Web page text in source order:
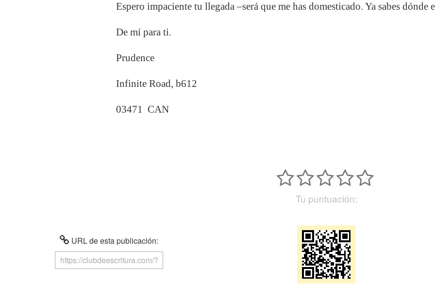
Espero impaciente tu llegada –será que me has domesticado. Ya sabes dónde
De mí para ti.
Prudence
Infinite Road, b612
03471 CAN
Tu puntuación:
URL de esta publicación: